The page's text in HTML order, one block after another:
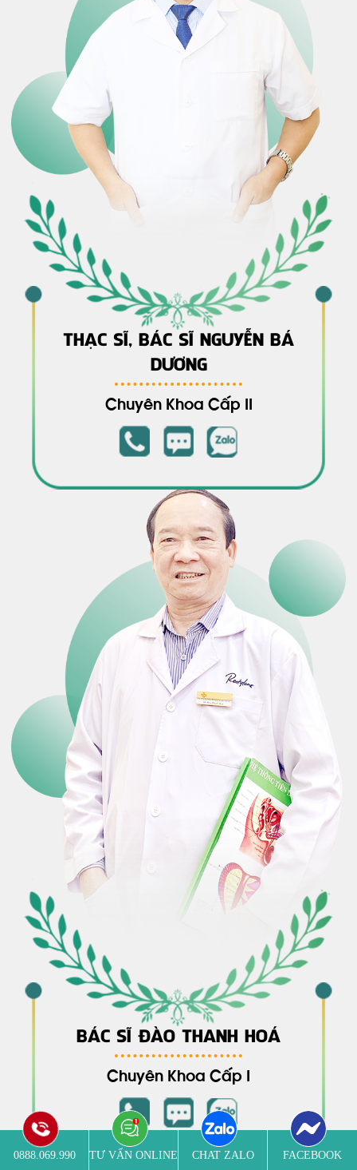
THẠC SĨ, BÁC SĨ NGUYỄN BÁ
DƯƠNG
Chuyên Khoa Cấp II
BÁC SĨ ĐÀO THANH HOÁ
Chuyên Khoa Cấp I
0888.069.990 TƯ VẤN ONLINE CHAT ZALO FACEBOOK